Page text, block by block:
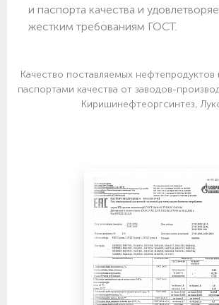
и паспорта качества и
жестким требованиям ГОСТ.
Качество поставляемых нефтепродуктов
паспортами качества от заводов-
Киришинефтеоргсинтез,